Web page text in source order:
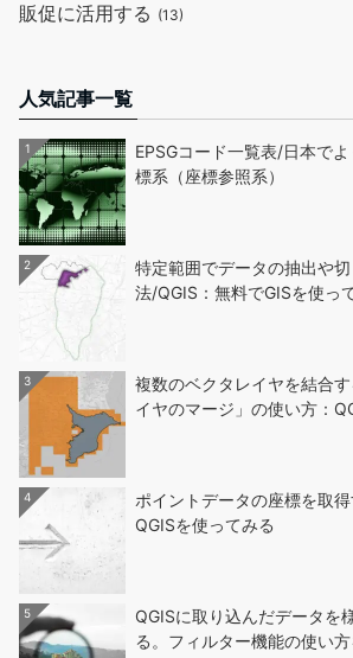
販促に活用する (13)
人気記事一覧
1
EPSGコード一覧表/日本で
標系（座標参照系）
2
特定範囲でデータの抽出や
法/QGIS：無料でGISを使っ
3
複数のベクタレイヤを結合
イヤのマージ」の使い方：
4
ポイントデータの座標を取
QGISを使ってみる
5
QGISに取り込んだデータを
る。フィルター機能の使い